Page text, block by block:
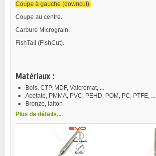
Coupe à gauche (downcut).
Coupe au centre.
Carbure Micrograin.
FishTail (FishCut).
Matériaux :
Bois, CTP, MDF, Valcromat, ...
Acétate, PMMA, PVC, PEHD, POM, PC, PTFE, ...
Bronze, laiton
Plus de détails...